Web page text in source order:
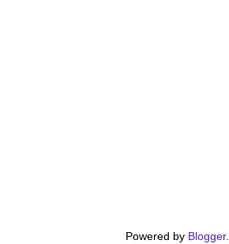
Powered by Blogger.